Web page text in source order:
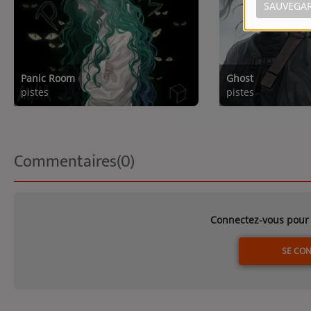
Panic Room
pistes
Ghost
pistes
Commentaires(0)
Connectez-vous
SE